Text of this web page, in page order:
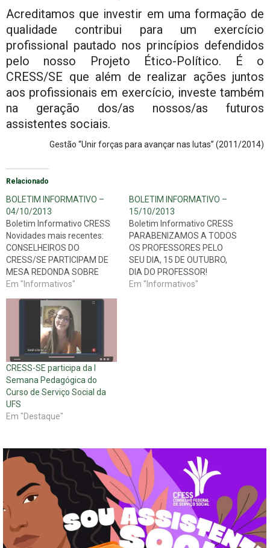
Acreditamos que investir em uma formação de
qualidade contribui para um exercício
profissional pautado nos princípios defendidos
pelo nosso Projeto Ético-Político. É o
CRESS/SE que além de realizar ações juntos
aos profissionais em exercício, investe também
na geração dos/as nossos/as futuros
assistentes sociais.
Gestão “Unir forças para avançar nas lutas” (2011/2014)
Relacionado
BOLETIM INFORMATIVO –
04/10/2013
Boletim Informativo CRESS
Novidades mais recentes:
CONSELHEIROS DO
CRESS/SE PARTICIPAM DE
MESA REDONDA SOBRE
DESAFIOS DA ATUAÇÃO
ATUALIDADE O CRESS/SE se
fez presente em mais uma
atividade da categoria. Na
noite do último dia 30, os
Conselheiros Paulo Félix e
Ana Caroline
Trindade, participaram de
uma Mesa Redonda sobre…
Em "Informativos"
BOLETIM INFORMATIVO –
15/10/2013
Boletim Informativo CRESS
PARABENIZAMOS A TODOS
OS PROFESSORES PELO
SEU DIA, 15 DE OUTUBRO,
DIA DO PROFESSOR!
"Enquanto houver
Em "Informativos"
CRESS-SE participa da I
Semana Pedagógica do
Curso de Serviço Social da
UFS
Em "Destaque"